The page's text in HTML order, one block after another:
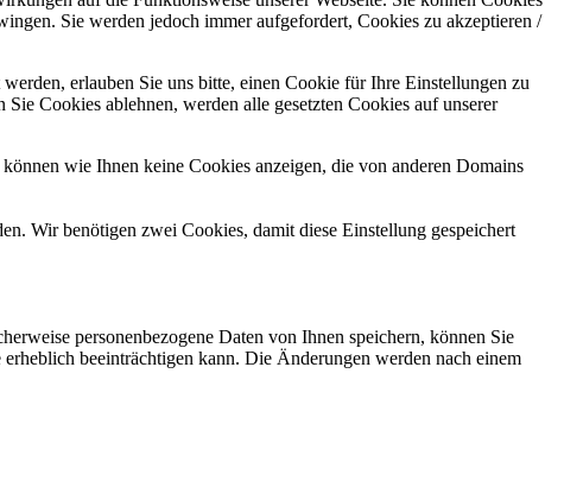
Sie werden jedoch immer aufgefordert, Cookies zu akzeptieren /
erlauben Sie uns bitte, einen Cookie für Ihre Einstellungen zu
Cookies ablehnen, werden alle gesetzten Cookies auf unserer
wie Ihnen keine Cookies anzeigen, die von anderen Domains
Wir benötigen zwei Cookies, damit diese Einstellung gespeichert
personenbezogene Daten von Ihnen speichern, können Sie
beeinträchtigen kann. Die Änderungen werden nach einem